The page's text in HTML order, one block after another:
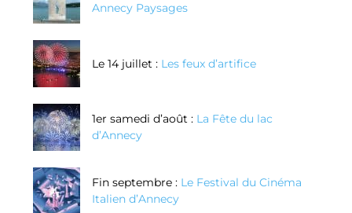
Annecy Paysages
Le 14 juillet : Les feux d’artifice
1er samedi d’août : La Fête du lac
d’Annecy
Fin septembre : Le Festival du Cinéma
Italien d’Annecy